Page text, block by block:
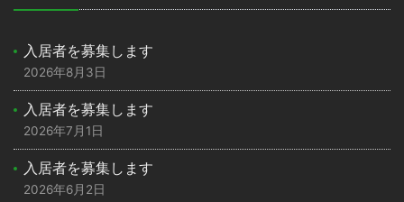
入居者を募集します
2026年8月3日
入居者を募集します
2026年7月1日
入居者を募集します
2026年6月2日